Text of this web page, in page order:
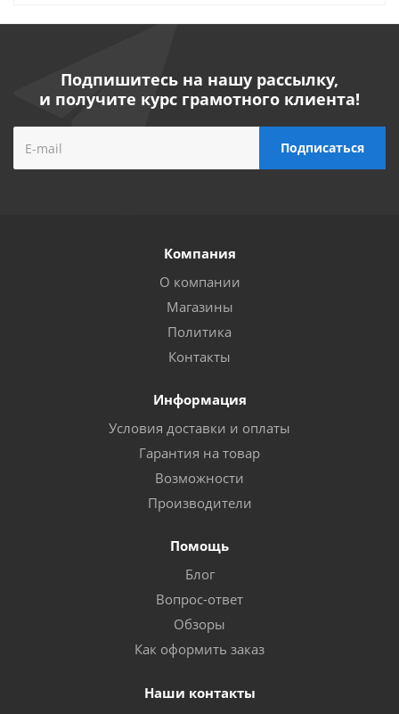
Подпишитесь на нашу рассылку,
и получите курс грамотного клиента!
Компания
О компании
Магазины
Политика
Контакты
Информация
Условия доставки и оплаты
Гарантия на товар
Возможности
Производители
Помощь
Блог
Вопрос-ответ
Обзоры
Как оформить заказ
Наши контакты